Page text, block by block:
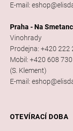
E-mail:
Praha - Na
Vinohrady
Prodejna: +420 222
Mobil: +420 608
(S. Klement)
E-mail:
OTEVÍRACÍ DOBA